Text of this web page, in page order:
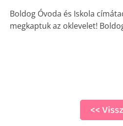
Boldog Óvoda és Iskola
megkaptuk az oklevelet!
<<